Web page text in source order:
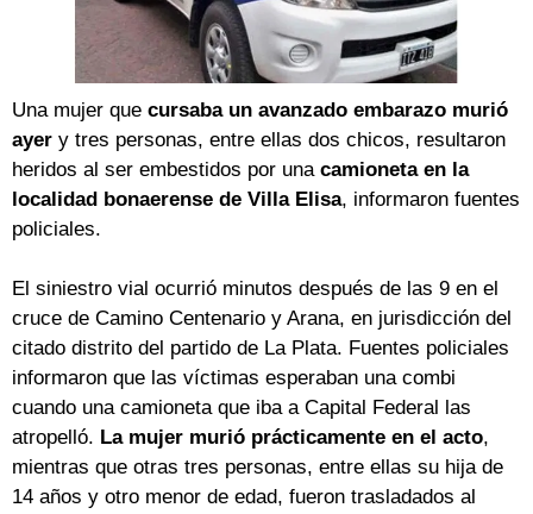
Una mujer que cursaba un avanzado embarazo murió
ayer y tres personas, entre ellas dos chicos, resultaron
heridos al ser embestidos por unacamioneta en la
localidad bonaerense de Villa Elisa, informaron fuentes
policiales.
El siniestro vial ocurrió minutos después de las 9 en el
cruce de Camino Centenario y Arana, en jurisdicción del
citado distrito del partido de La Plata. Fuentes policiales
informaron que las víctimas esperaban una combi
cuando una camioneta que iba a Capital Federal las
atropelló. La mujer murió prácticamente en el acto,
mientras que otras tres personas, entre ellas su hija de
14 años y otro menor de edad, fueron trasladados al